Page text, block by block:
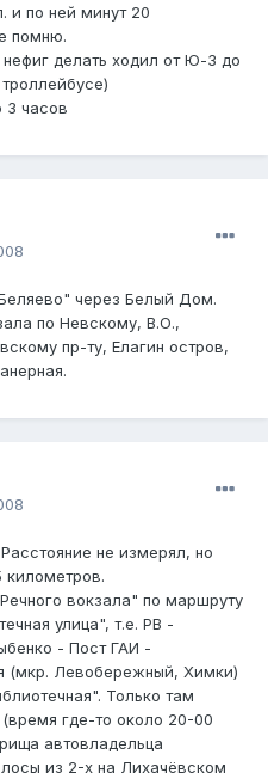
по ней минут 20
помню.
делать ходил от Ю-З до
3 часов
через Белый Дом.
по Невскому, В.О.,
пр-ту, Елагин остров,
не измерял, но
километров.
вокзала" по маршруту
улица", т.е. РВ -
- Пост ГАИ -
(мкр. Левобережный, Химки)
Только там
где-то около 20-00
автовладельца
из 2-х на Лихачёвском